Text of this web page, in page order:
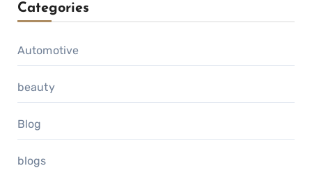
Categories
Automotive
beauty
Blog
blogs